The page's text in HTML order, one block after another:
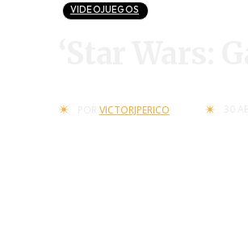
VIDEOJUEGOS
VICTORJPERICO